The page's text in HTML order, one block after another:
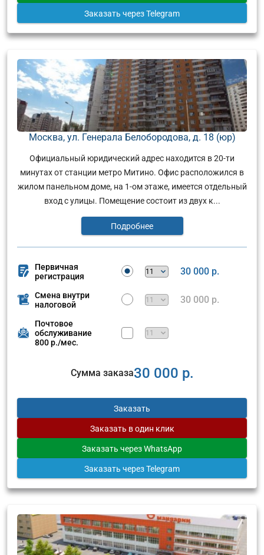
Заказать через Telegram
Москва, ул. Генерала Белобородова, д. 18 (юр)
Официальный юридический адрес находится в 20-ти
минутах от станции метро Митино. Офис расположился в
жилом панельном доме, на 1-ом этаже, имеется отдельный
вход с улицы. Помещение состоит из двух к...
Подробнее
Первичная
регистрация
30 000 р.
Смена внутри
налоговой
30 000 р.
Почтовое
обслуживание
800 р./мес.
Сумма заказа30 000 р.
Заказать
Заказать в один клик
Заказать через WhatsApp
Заказать через Telegram